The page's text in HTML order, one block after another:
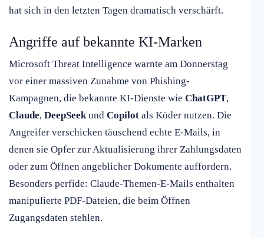
hat sich in den letzten Tagen dramatisch verschärft.
Angriffe auf bekannte KI-Marken
Microsoft Threat Intelligence warnte am Donnerstag
vor einer massiven Zunahme von Phishing-
Kampagnen, die bekannte KI-Dienste wie ChatGPT,
Claude, DeepSeekund Copilot als Köder nutzen. Die
Angreifer verschicken täuschend echte E-Mails, in
denen sie Opfer zur Aktualisierung ihrer Zahlungsdaten
oder zum Öffnen angeblicher Dokumente auffordern.
Besonders perfide: Claude-Themen-E-Mails enthalten
manipulierte PDF-Dateien, die beim Öffnen
Zugangsdaten stehlen.